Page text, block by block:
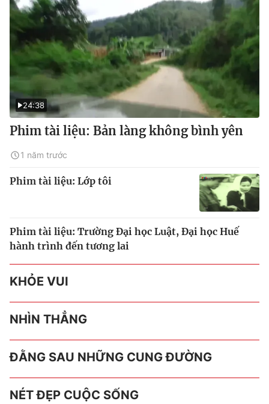
24:38
Phim tài liệu: Bản làng không bình yên
1 năm trước
Phim tài liệu: Lớp tôi
Phim tài liệu: Trường Đại học Luật, Đại học Huế
hành trình đến tương lai
KHỎE VUI
NHÌN THẲNG
ĐẰNG SAU NHỮNG CUNG ĐƯỜNG
NÉT ĐẸP CUỘC SỐNG